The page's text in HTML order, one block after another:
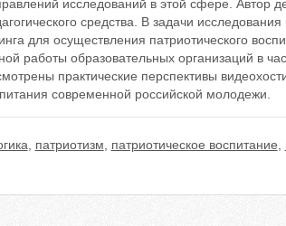
исследований в этой сфере. Автор
средства. В задачи
для осуществления патриотического
работы образовательных организаций в
практические перспективы
современной российской молодежи.
патриотизм патриотическое воспитание